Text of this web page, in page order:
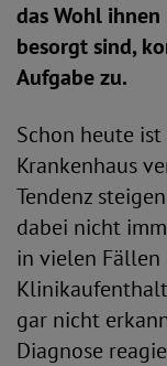
das Wohl
besorgt sind,
Aufgabe zu.
Schon heute
Krankenhaus
Tendenz
dabei nicht
in vielen Fällen
gar nicht
Diagnose